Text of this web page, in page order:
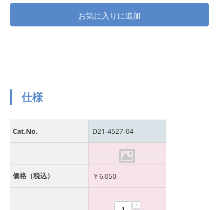
仕様
Cat.No. D21-4527-04
価格（税込） ￥6,050
+